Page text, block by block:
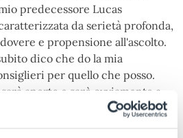
predecessore Lucas
da serietà profonda,
e propensione all'ascolto.
dico che do la mia
per quello che posso.
aperto e sarò ovviamente a